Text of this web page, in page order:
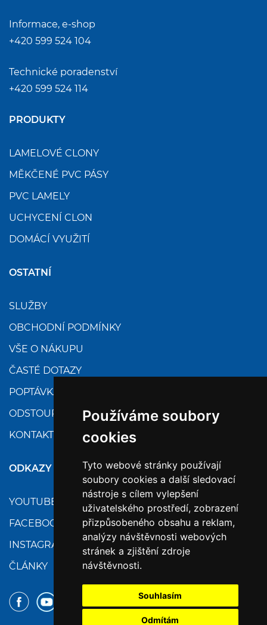
Používáme soubory
cookies
Tyto webové stránky používají
soubory cookies a další sledovací
nástroje s cílem vylepšení
uživatelského prostředí, zobrazení
přizpůsobeného obsahu a reklam,
analýzy návštěvnosti webových
stránek a zjištění zdroje
návštěvnosti.
Souhlasím
Odmítám
Informace, e-shop
+420 599 524 104
Technické poradenství
+420 599 524 114
PRODUKTY
LAMELOVÉ CLONY
MĚKČENÉ PVC PÁSY
PVC LAMELY
UCHYCENÍ CLON
DOMÁCÍ VYUŽITÍ
OSTATNÍ
SLUŽBY
OBCHODNÍ PODMÍNKY
VŠE O NÁKUPU
ČASTÉ DOTAZY
POPTÁVKA
ODSTOUPENÍ
KONTAKTY
ODKAZY
YOUTUBE
FACEBOOK
INSTAGRAM
ČLÁNKY